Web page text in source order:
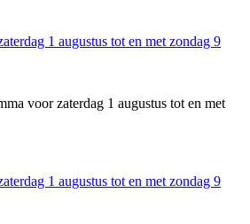
1 augustus tot en met zondag 9
voor zaterdag 1 augustus tot en met
1 augustus tot en met zondag 9